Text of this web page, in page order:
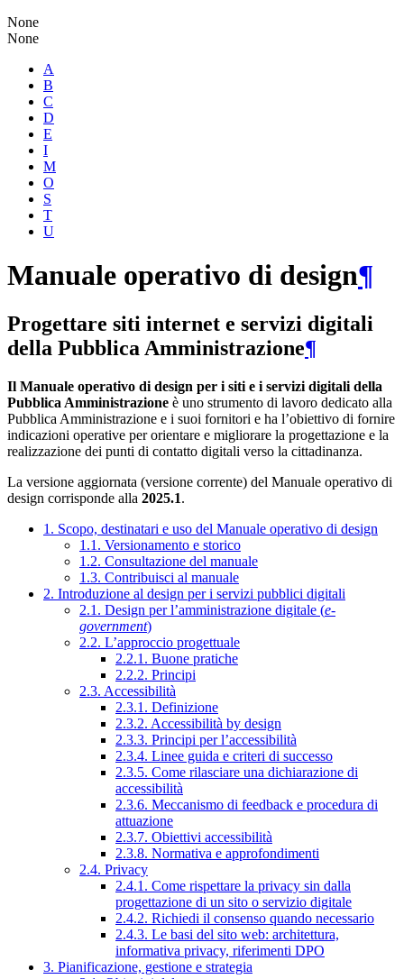
None
None
A
B
C
D
E
I
M
O
S
T
U
Manuale operativo di design¶
Progettare siti internet e servizi digitali
della Pubblica Amministrazione¶
Il Manuale operativo di design per i siti e i servizi digitali della
Pubblica Amministrazione è uno strumento di lavoro dedicato alla
Pubblica Amministrazione e i suoi fornitori e ha l’obiettivo di fornire
indicazioni operative per orientare e migliorare la progettazione e la
realizzazione dei punti di contatto digitali verso la cittadinanza.
La versione aggiornata (versione corrente) del Manuale operativo di
design corrisponde alla 2025.1.
1. Scopo, destinatari e uso del Manuale operativo di design
1.1. Versionamento e storico
1.2. Consultazione del manuale
1.3. Contribuisci al manuale
2. Introduzione al design per i servizi pubblici digitali
2.1. Design per l’amministrazione digitale (e-
government)
2.2. L’approccio progettuale
2.2.1. Buone pratiche
2.2.2. Principi
2.3. Accessibilità
2.3.1. Definizione
2.3.2. Accessibilità by design
2.3.3. Principi per l’accessibilità
2.3.4. Linee guida e criteri di successo
2.3.5. Come rilasciare una dichiarazione di
accessibilità
2.3.6. Meccanismo di feedback e procedura di
attuazione
2.3.7. Obiettivi accessibilità
2.3.8. Normativa e approfondimenti
2.4. Privacy
2.4.1. Come rispettare la privacy sin dalla
progettazione di un sito o servizio digitale
2.4.2. Richiedi il consenso quando necessario
2.4.3. Le basi del sito web: architettura,
informativa privacy, riferimenti DPO
3. Pianificazione, gestione e strategia